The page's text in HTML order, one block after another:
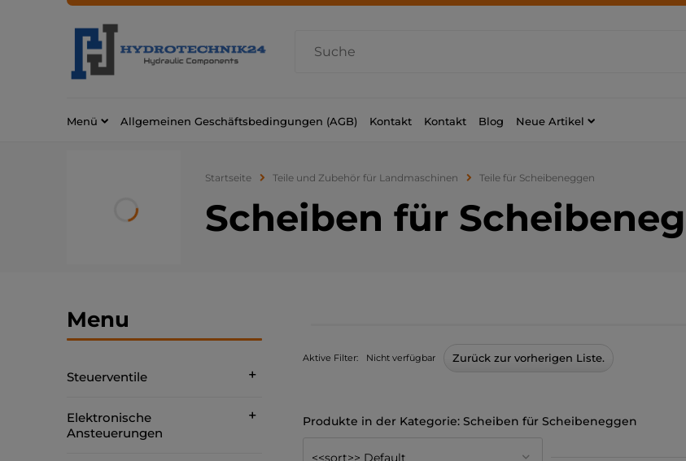
Menü Allgemeinen Geschäftsbedingungen (AGB) Kontakt Kontakt Blog Neue Artikel
Startseite Teile und Zubehör für Landmaschinen Teile für Scheibeneggen
Scheiben für
Menu
Steuerventile
Elektronische
Ansteuerungen
Aktive Filter: Nicht verfügbar Zurück zur vorherigen Liste.
Scheiben für Scheibeneggen